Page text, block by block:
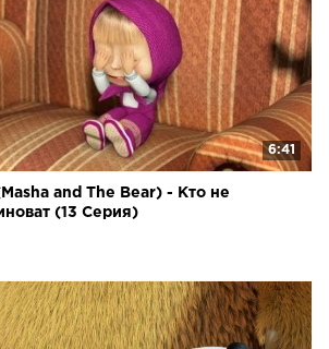
6:41
and The Bear) - Кто не
(13 Серия)